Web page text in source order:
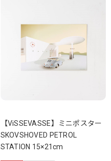
【ViSSEVASSE】ミニポスター
SKOVSHOVED PETROL
STATION 15×21cm